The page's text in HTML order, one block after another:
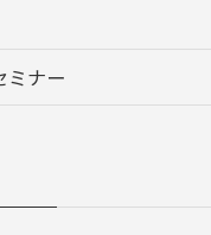
ミナー